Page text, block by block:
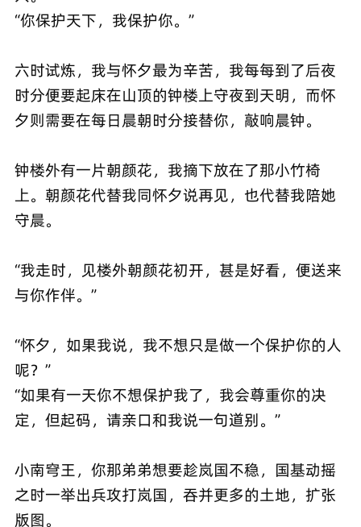
“你保护天下，我保护你。”
六时试炼，我与怀夕最为辛苦，我每每到了后夜
时分便要起床在山顶的钟楼上守夜到天明，而怀
夕则需要在每日晨朝时分接替你，敲响晨钟。
钟楼外有一片朝颜花，我摘下放在了那小竹椅
上。朝颜花代替我同怀夕说再见，也代替我陪她
守晨。
“我走时，见楼外朝颜花初开，甚是好看，便送来
与你作伴。”
“怀夕，如果我说，我不想只是做一个保护你的人
呢？”
“如果有一天你不想保护我了，我会尊重你的决
定，但起码，请亲口和我说一句道别。”
小南穹王，你那弟弟想要趁岚国不稳，国基动摇
之时一举出兵攻打岚国，吞并更多的土地，扩张
版图。